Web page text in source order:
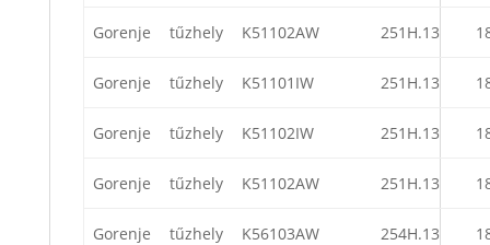
Gorenje tűzhely K51102AW 251H.13
Gorenje tűzhely K51101IW 251H.13
Gorenje tűzhely K51102IW 251H.13
Gorenje tűzhely K51102AW 251H.13
Gorenje tűzhely K56103AW 254H.13